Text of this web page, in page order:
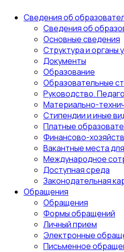
Сведения об
Сведения об
Основные сведения
Структура и органы
Документы
Образование
Образовательные
Руководство.
Материально-
Стипендии и иные
Платные
Финансово-
Вакантные места
Международное
Доступная среда
Законодательная
Обращения
Обращения
Формы обращений
Личный прием
Электронные
Письменное